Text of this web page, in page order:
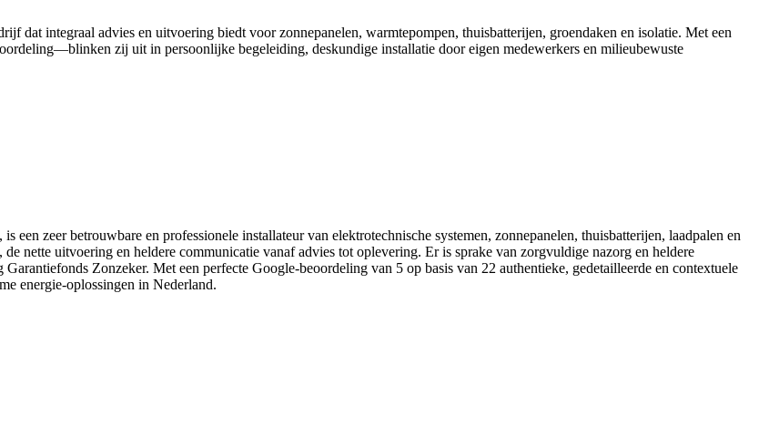
dat integraal advies en uitvoering biedt voor zonnepanelen, warmtepompen, thuisbatterijen, groendaken en isolatie. Met een
zij uit in persoonlijke begeleiding, deskundige installatie door eigen medewerkers en milieubewuste
zeer betrouwbare en professionele installateur van elektrotechnische systemen, zonnepanelen, thuisbatterijen, laadpalen en
nette uitvoering en heldere communicatie vanaf advies tot oplevering. Er is sprake van zorgvuldige nazorg en heldere
Zonzeker. Met een perfecte Google-beoordeling van 5 op basis van 22 authentieke, gedetailleerde en contextuele
energie-oplossingen in Nederland.